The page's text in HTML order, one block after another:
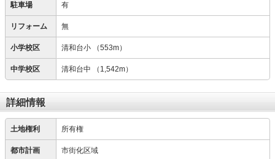
駐車場 有
リフォーム 無
小学校区 清和台小 （553m）
中学校区 清和台中 （1,542m）
詳細情報
土地権利 所有権
都市計画 市街化区域